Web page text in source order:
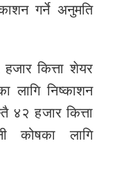
गर्ने अनुमति
कित्ता शेयर
लागि निष्काशन
४२ हजार कित्ता
कोषका लागि